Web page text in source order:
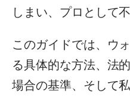
しまい、プロとして
このガイドでは、ウ
る具体的な方法、法
場合の基準、そして